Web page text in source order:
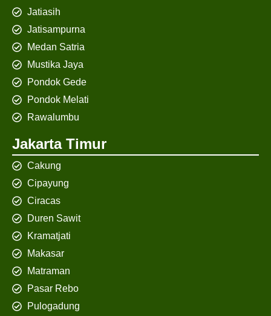
Jatiasih
Jatisampurna
Medan Satria
Mustika Jaya
Pondok Gede
Pondok Melati
Rawalumbu
Jakarta Timur
Cakung
Cipayung
Ciracas
Duren Sawit
Kramatjati
Makasar
Matraman
Pasar Rebo
Pulogadung